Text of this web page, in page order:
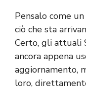
Pensalo come
ciò che sta
Certo, gli attuali
ancora appena
aggiornamento,
loro,